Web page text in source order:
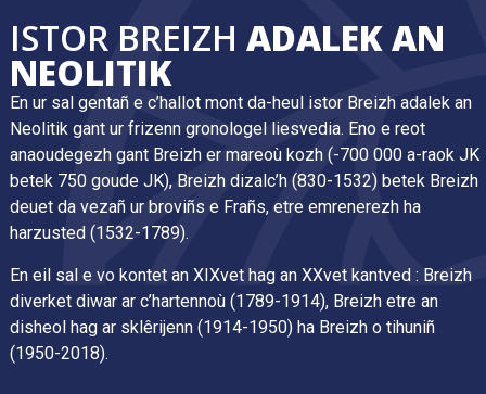
ISTOR BREIZH ADALEK AN
NEOLITIK
En ur sal gentañ e c’hallot mont da-heul istor Breizh adalek an
Neolitik gant ur frizenn gronologel liesvedia. Eno e reot
anaoudegezh gant Breizh er mareoù kozh (-700 000 a-raok JK
betek 750 goude JK), Breizh dizalc’h (830-1532) betek Breizh
deuet da vezañ ur broviñs e Frañs, etre emrenerezh ha
harzusted (1532-1789).
En eil sal e vo kontet an XIXvet hag an XXvet kantved : Breizh
diverket diwar ar c’hartennoù (1789-1914), Breizh etre an
disheol hag ar sklêrijenn (1914-1950) ha Breizh o tihuniñ
(1950-2018).